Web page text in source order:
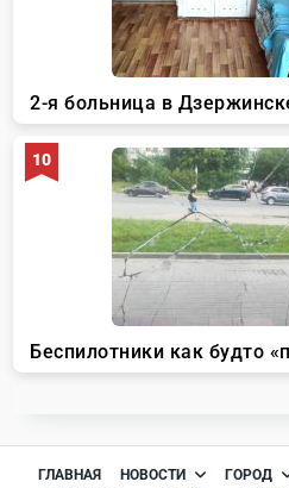
ГЛАВНАЯ НОВОСТИ ГОРОД